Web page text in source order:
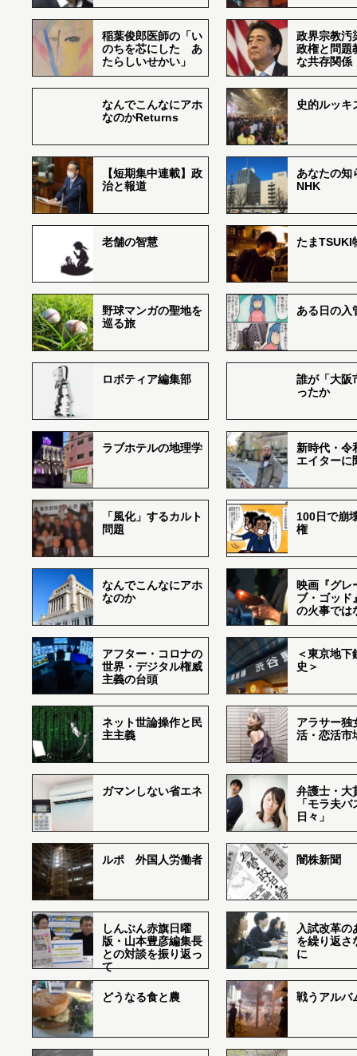
稲葉俊郎医師の「い
のちを芯にした あ
たらしいせかい」
政界宗教汚
政権と問題
な共存関係
なんでこんなにアホ
なのかReturns
史的ルッキ
【短期集中連載】政
治と報道
あなたの知
NHK
老舗の智慧 たまTSUKI
野球マンガの聖地を
巡る旅
ある日の入
ロボティア編集部
誰が「大阪
ったか
ラブホテルの地理学
新時代・令
エイターに
「風化」するカルト
問題
100日で崩
権
なんでこんなにアホ
なのか
映画『グレ
ブ・ゴッド
の火事では
アフター・コロナの
世界・デジタル権威
主義の台頭
＜東京地下
史＞
ネット世論操作と民
主主義
アラサー独
活・恋活市
ガマンしない省エネ
弁護士・大
「モラ夫
日々」
ルポ 外国人労働者 闇株新聞
しんぶん赤旗日曜
版・山本豊彦編集長
との対談を振り返っ
て
入試改革の
を繰り返さ
に
どうなる食と農 戦うアルバ